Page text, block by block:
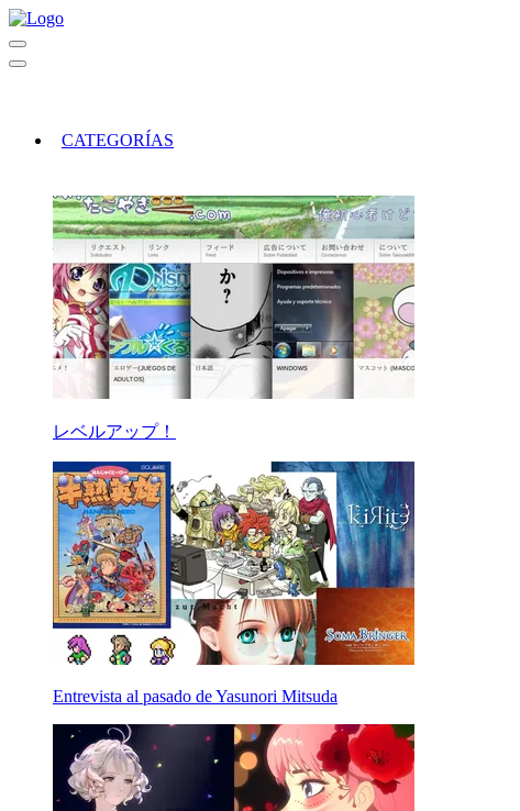
CATEGORÍAS
レベルアップ！
Entrevista al pasado de Yasunori Mitsuda